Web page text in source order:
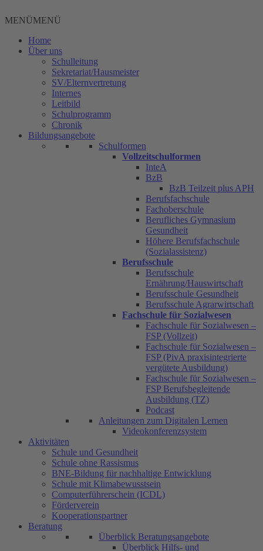
Inhalt
MENÜMENÜ
Home
Über uns
Schulleitung
Sekretariat/Hausmeister
SV/Elternvertretung
Internes
Leitbild
Schulprogramm
Chronik
Bildungsangebote
Schulformen
Vollzeitschulformen
InteA
BzB
BzB Teilzeit plus APH
Berufsfachschule
Fachoberschule
Berufliches Gymnasium
Gesundheit
Höhere Berufsfachschule
(Sozialassistenz)
Berufsschule
Berufsschule
Ernährung/Hauswirtschaft
Berufsschule Gesundheit
Berufsschule Agrarwirtschaft
Fachschule für Sozialwesen
Fachschule für Sozialwesen –
FSP (Vollzeit)
Fachschule für Sozialwesen –
FSP (PivA praxisintegrierte
vergütete Ausbildung)
Fachschule für Sozialwesen –
FSP Berufsbegleitende
Ausbildung (TZ)
Podcast
Anleitungen zum Digitalen Lernen
Videokonferenzsystem
Aktivitäten
Schule und Gesundheit
Schule ohne Rassismus
BNE-Bildung für nachhaltige Entwicklung
Schule mit Klimabewusstsein
Computerführerschein (ICDL)
Förderverein
Kooperationspartner
Beratung
Überblick Beratungsangebote
Überblick Hilfs- und